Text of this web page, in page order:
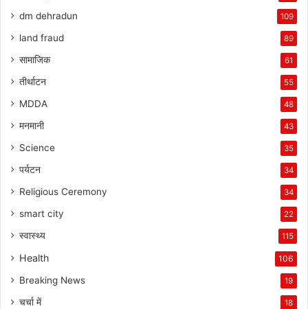
dm dehradun 109
land fraud 89
सामाजिक 61
तीर्थाटन 55
MDDA 48
मनमानी 43
Science 35
पर्यटन 34
Religious Ceremony 34
smart city 22
स्वास्थ्य 115
Health 106
Breaking News 19
चर्चा में 18